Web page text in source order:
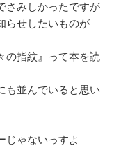
さみしかったですが
らせしたいものが
の指紋』って本を読
も並んでいると思い
じゃないっすよ